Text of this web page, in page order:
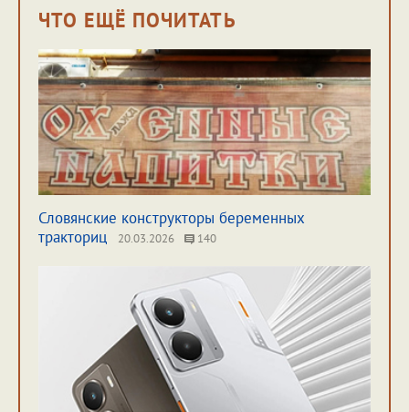
ЧТО ЕЩЁ ПОЧИТАТЬ
Словянские конструкторы беременных
тракториц
20.03.2026 140